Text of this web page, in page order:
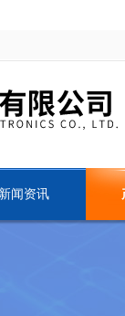
新闻资讯